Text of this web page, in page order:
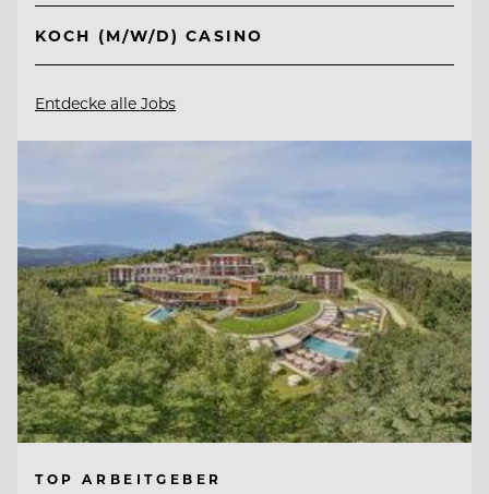
KOCH (M/W/D) CASINO
Entdecke alle Jobs
TOP ARBEITGEBER